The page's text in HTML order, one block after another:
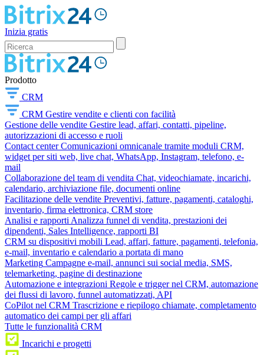
Inizia gratis
Prodotto
CRM
CRM Gestire vendite e clienti con facilità
Gestione delle vendite Gestire lead, affari, contatti, pipeline,
autorizzazioni di accesso e ruoli
Contact center Comunicazioni omnicanale tramite moduli CRM,
widget per siti web, live chat, WhatsApp, Instagram, telefono, e-
mail
Collaborazione del team di vendita Chat, videochiamate, incarichi,
calendario, archiviazione file, documenti online
Facilitazione delle vendite Preventivi, fatture, pagamenti, cataloghi,
inventario, firma elettronica, CRM store
Analisi e rapporti Analizza funnel di vendita, prestazioni dei
dipendenti, Sales Intelligence, rapporti BI
CRM su dispositivi mobili Lead, affari, fatture, pagamenti, telefonia,
e-mail, inventario e calendario a portata di mano
Marketing Campagne e-mail, annunci sui social media, SMS,
telemarketing, pagine di destinazione
Automazione e integrazioni Regole e trigger nel CRM, automazione
dei flussi di lavoro, funnel automatizzati, API
CoPilot nel CRM Trascrizione e riepilogo chiamate, completamento
automatico dei campi per gli affari
Tutte le funzionalità CRM
Incarichi e progetti